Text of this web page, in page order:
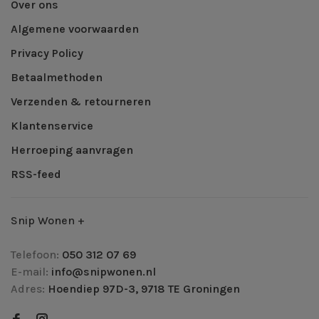
Over ons
Algemene voorwaarden
Privacy Policy
Betaalmethoden
Verzenden & retourneren
Klantenservice
Herroeping aanvragen
RSS-feed
Snip Wonen +
Telefoon: 050 312 07 69
E-mail: info@snipwonen.nl
Adres: Hoendiep 97D-3, 9718 TE Groningen